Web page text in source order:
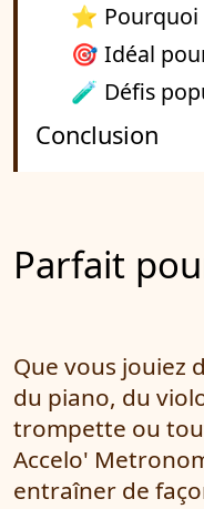
⭐ Pourquoi
🎯 Idéal
🧪 Défis
Conclusion
Parfait
Que vous jouiez
du piano, du
trompette ou
Accelo'
entraîner de